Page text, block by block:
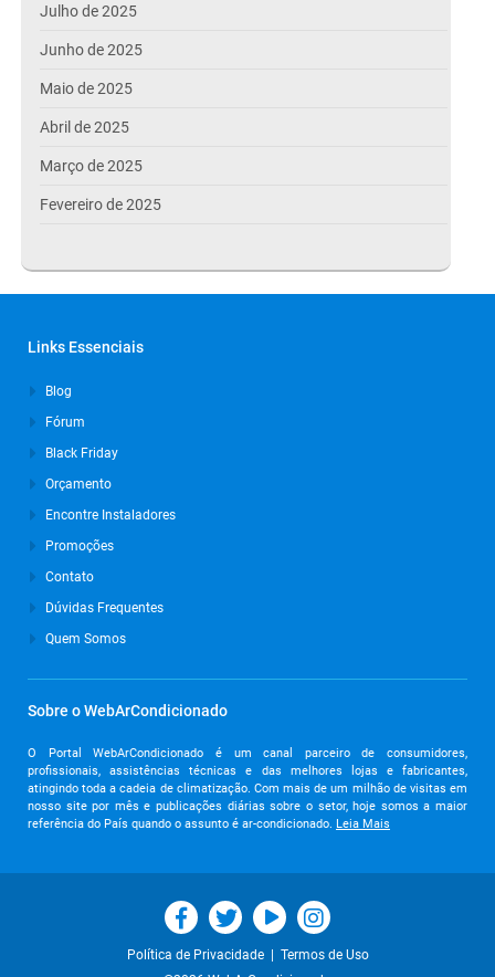
Julho de 2025
Junho de 2025
Maio de 2025
Abril de 2025
Março de 2025
Fevereiro de 2025
Outubro de 2024
Setembro de 2024
Julho de 2024
Março de 2024
Outubro de 2023
Agosto de 2023
Junho de 2023
Maio de 2023
Abril de 2023
Março de 2023
Links Essenciais
Blog
Fórum
Black Friday
Orçamento
Encontre Instaladores
Promoções
Contato
Dúvidas Frequentes
Quem Somos
Sobre o WebArCondicionado
O Portal WebArCondicionado é um canal parceiro de consumidores,
profissionais, assistências técnicas e das melhores lojas e fabricantes,
atingindo toda a cadeia de climatização. Com mais de um milhão de visitas em
nosso site por mês e publicações diárias sobre o setor, hoje somos a maior
referência do País quando o assunto é ar-condicionado. Leia Mais
Política de Privacidade | Termos de Uso